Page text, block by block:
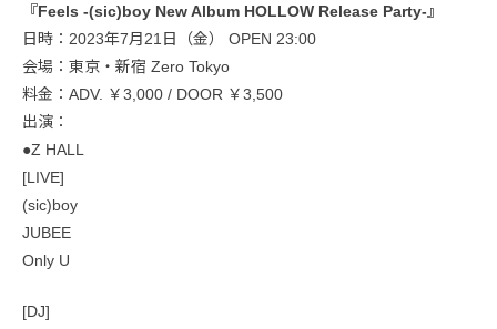
『Feels -(sic)boy New Album HOLLOW Release Party-』
日時：2023年7月21日（金） OPEN 23:00
会場：東京・新宿 Zero Tokyo
料金：ADV. ￥3,000 / DOOR ￥3,500
出演：
●Z HALL
[LIVE]
(sic)boy
JUBEE
Only U
[DJ]